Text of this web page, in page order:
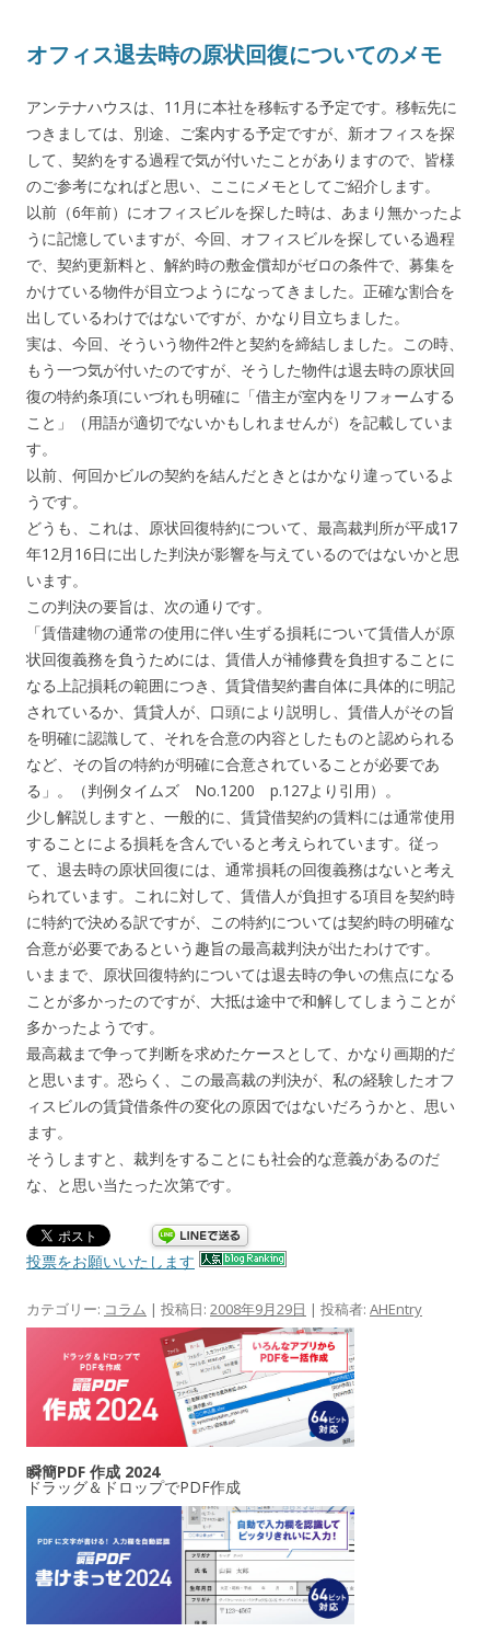
オフィス退去時の原状回復についてのメモ
アンテナハウスは、11月に本社を移転する予定です。移転先に
つきましては、別途、ご案内する予定ですが、新オフィスを探
して、契約をする過程で気が付いたことがありますので、皆様
のご参考になればと思い、ここにメモとしてご紹介します。
以前（6年前）にオフィスビルを探した時は、あまり無かったよ
うに記憶していますが、今回、オフィスビルを探している過程
で、契約更新料と、解約時の敷金償却がゼロの条件で、募集を
かけている物件が目立つようになってきました。正確な割合を
出しているわけではないですが、かなり目立ちました。
実は、今回、そういう物件2件と契約を締結しました。この時、
もう一つ気が付いたのですが、そうした物件は退去時の原状回
復の特約条項にいづれも明確に「借主が室内をリフォームする
こと」（用語が適切でないかもしれませんが）を記載していま
す。
以前、何回かビルの契約を結んだときとはかなり違っているよ
うです。
どうも、これは、原状回復特約について、最高裁判所が平成17
年12月16日に出した判決が影響を与えているのではないかと思
います。
この判決の要旨は、次の通りです。
「賃借建物の通常の使用に伴い生ずる損耗について賃借人が原
状回復義務を負うためには、賃借人が補修費を負担することに
なる上記損耗の範囲につき、賃貸借契約書自体に具体的に明記
されているか、賃貸人が、口頭により説明し、賃借人がその旨
を明確に認識して、それを合意の内容としたものと認められる
など、その旨の特約が明確に合意されていることが必要であ
る」。（判例タイムズ No.1200 p.127より引用）。
少し解説しますと、一般的に、賃貸借契約の賃料には通常使用
することによる損耗を含んでいると考えられています。従っ
て、退去時の原状回復には、通常損耗の回復義務はないと考え
られています。これに対して、賃借人が負担する項目を契約時
に特約で決める訳ですが、この特約については契約時の明確な
合意が必要であるという趣旨の最高裁判決が出たわけです。
いままで、原状回復特約については退去時の争いの焦点になる
ことが多かったのですが、大抵は途中で和解してしまうことが
多かったようです。
最高裁まで争って判断を求めたケースとして、かなり画期的だ
と思います。恐らく、この最高裁の判決が、私の経験したオフ
ィスビルの賃貸借条件の変化の原因ではないだろうかと、思い
ます。
そうしますと、裁判をすることにも社会的な意義があるのだ
な、と思い当たった次第です。
投票をお願いいたします
カテゴリー: コラム | 投稿日: 2008年9月29日 | 投稿者: AHEntry
瞬簡PDF 作成 2024
ドラッグ＆ドロップでPDF作成